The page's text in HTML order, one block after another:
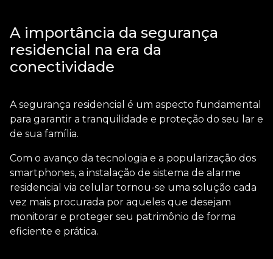
A importância da segurança
residencial na era da
conectividade
A segurança residencial é um aspecto fundamental
para garantir a tranquilidade e proteção do seu lar e
de sua família.
Com o avanço da tecnologia e a popularização dos
smartphones, a instalação de sistema de alarme
residencial via celular tornou-se uma solução cada
vez mais procurada por aqueles que desejam
monitorar e proteger seu patrimônio de forma
eficiente e prática.